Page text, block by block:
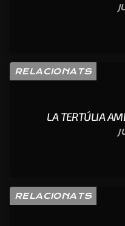
RELACIONATS
LA TERTÚLIA
RELACIONATS